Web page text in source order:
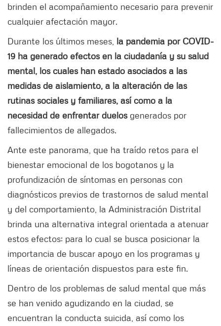
brinden el acompañamiento necesario para prevenir
cualquier afectación mayor.
Durante los últimos meses, la pandemia por COVID-
19 ha generado efectos en la ciudadanía y su salud
mental, los cuales han estado asociados a las
medidas de aislamiento, a la alteración de las
rutinas sociales y familiares, así como a la
necesidad de enfrentar duelosgenerados por
fallecimientos de allegados.
Ante este panorama, que ha traído retos para el
bienestar emocional de los bogotanos y la
profundización de síntomas en personas con
diagnósticos previos de trastornos de salud mental
y del comportamiento, la Administración Distrital
brinda una alternativa integral orientada a atenuar
estos efectos; para lo cual se busca posicionar la
importancia de buscar apoyo en los programas y
líneas de orientación dispuestos para este fin.
Dentro de los problemas de salud mental que más
se han venido agudizando en la ciudad, se
encuentran la conducta suicida, así como los